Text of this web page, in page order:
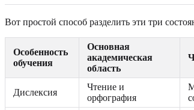
Вот простой способ разделить эти три
Особенность
обучения
Основная
академическая
область
Дислексия
Чтение и
орфография